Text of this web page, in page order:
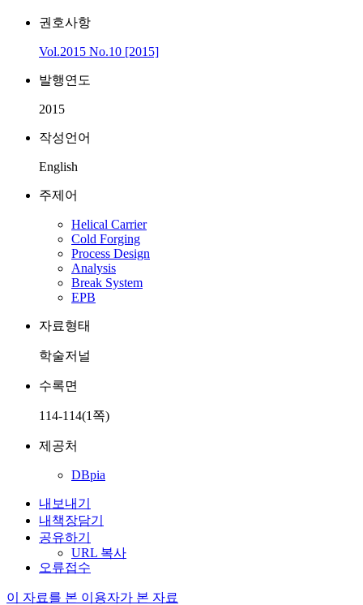
권호사항
Vol.2015 No.10 [2015]
발행연도
2015
작성언어
English
주제어
Helical Carrier
Cold Forging
Process Design
Analysis
Break System
EPB
자료형태
학술저널
수록면
114-114(1쪽)
제공처
DBpia
내보내기
내책장담기
공유하기
URL 복사
오류접수
이 자료를 본 이용자가 본 자료